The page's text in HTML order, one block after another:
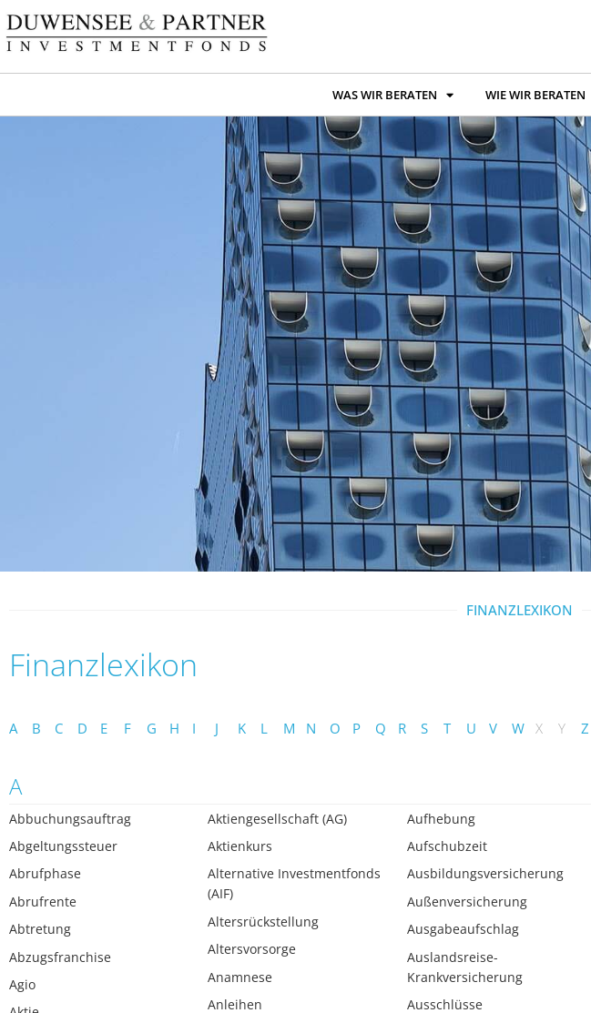
WAS WIR BERATEN WIE WIR BERATEN
FINANZLEXIKON
Finanzlexikon
A B C D E F G H I J K L M N O P Q R S T U V W X Y Z
A
Abbuchungsauftrag
Abgeltungssteuer
Abrufphase
Abrufrente
Abtretung
Abzugsfranchise
Agio
Aktiengesellschaft (AG)
Aktienkurs
Alternative Investmentfonds
(AIF)
Altersrückstellung
Altersvorsorge
Anamnese
Anleihen
Aufhebung
Aufschubzeit
Ausbildungsversicherung
Außenversicherung
Ausgabeaufschlag
Auslandsreise-
Krankversicherung
Ausschlüsse